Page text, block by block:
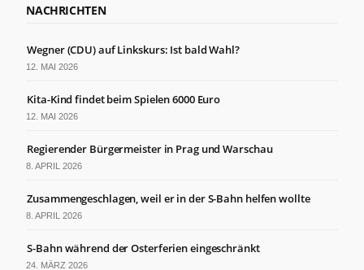
NACHRICHTEN
Wegner (CDU) auf Linkskurs: Ist bald Wahl?
12. MAI 2026
Kita-Kind findet beim Spielen 6000 Euro
12. MAI 2026
Regierender Bürgermeister in Prag und Warschau
8. APRIL 2026
Zusammengeschlagen, weil er in der S-Bahn helfen wollte
8. APRIL 2026
S-Bahn während der Osterferien eingeschränkt
24. MÄRZ 2026